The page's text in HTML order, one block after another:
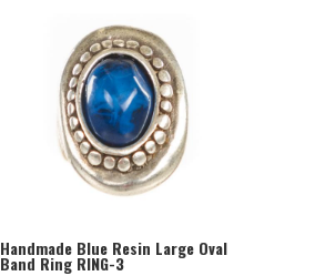
Handmade Blue Resin Large Oval
Band Ring RING-3